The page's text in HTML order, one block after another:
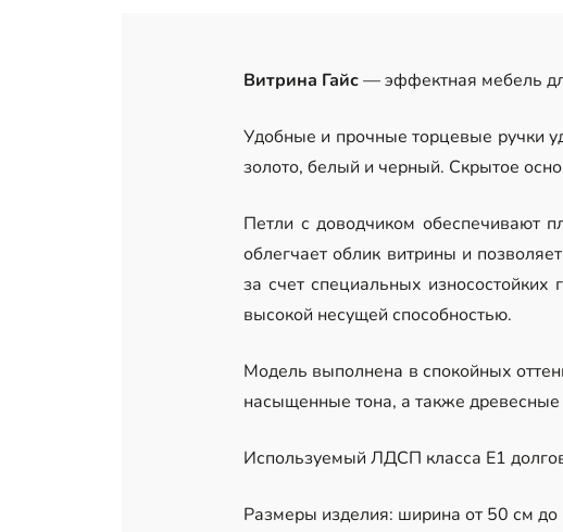
Витрина Гайс— эффектная мебель
Удобные и прочные торцевые ручки
золото, белый и черный. Скрытое
Петли с доводчиком обеспечивают
облегчает облик витрины и
за счет специальных
высокой несущей способностью.
Модель выполнена в спокойных
насыщенные тона, а также
Используемый ЛДСП класса Е1
Размеры изделия: ширина от 50 см